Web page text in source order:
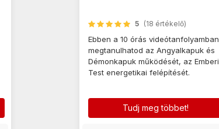
5 (18 értékelő)
Ebben a 10 órás videótanfolyamban
megtanulhatod az Angyalkapuk és
Démonkapuk működését, az Emberi
Test energetikai felépítését.
Tudj meg többet!